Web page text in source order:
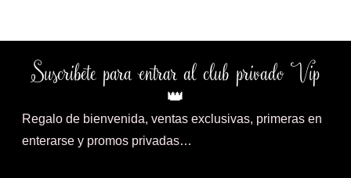
Suscribete para entrar al club privado Vip
👑
Regalo de bienvenida, ventas exclusivas, primeras en
enterarse y promos privadas…